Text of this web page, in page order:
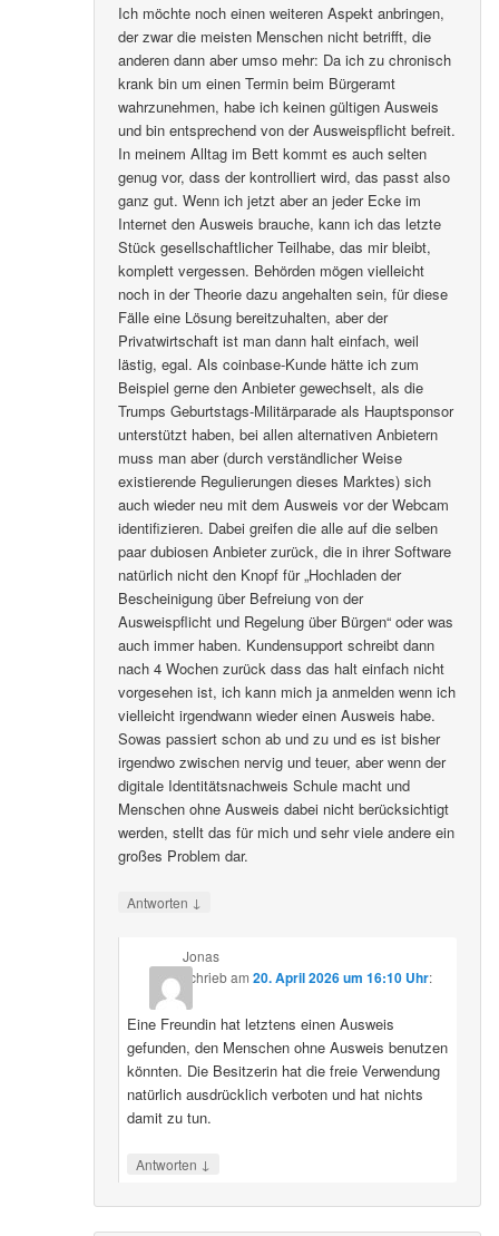
Ich möchte noch einen weiteren Aspekt anbringen,
der zwar die meisten Menschen nicht betrifft, die
anderen dann aber umso mehr: Da ich zu chronisch
krank bin um einen Termin beim Bürgeramt
wahrzunehmen, habe ich keinen gültigen Ausweis
und bin entsprechend von der Ausweispflicht befreit.
In meinem Alltag im Bett kommt es auch selten
genug vor, dass der kontrolliert wird, das passt also
ganz gut. Wenn ich jetzt aber an jeder Ecke im
Internet den Ausweis brauche, kann ich das letzte
Stück gesellschaftlicher Teilhabe, das mir bleibt,
komplett vergessen. Behörden mögen vielleicht
noch in der Theorie dazu angehalten sein, für diese
Fälle eine Lösung bereitzuhalten, aber der
Privatwirtschaft ist man dann halt einfach, weil
lästig, egal. Als coinbase-Kunde hätte ich zum
Beispiel gerne den Anbieter gewechselt, als die
Trumps Geburtstags-Militärparade als Hauptsponsor
unterstützt haben, bei allen alternativen Anbietern
muss man aber (durch verständlicher Weise
existierende Regulierungen dieses Marktes) sich
auch wieder neu mit dem Ausweis vor der Webcam
identifizieren. Dabei greifen die alle auf die selben
paar dubiosen Anbieter zurück, die in ihrer Software
natürlich nicht den Knopf für „Hochladen der
Bescheinigung über Befreiung von der
Ausweispflicht und Regelung über Bürgen“ oder was
auch immer haben. Kundensupport schreibt dann
nach 4 Wochen zurück dass das halt einfach nicht
vorgesehen ist, ich kann mich ja anmelden wenn ich
vielleicht irgendwann wieder einen Ausweis habe.
Sowas passiert schon ab und zu und es ist bisher
irgendwo zwischen nervig und teuer, aber wenn der
digitale Identitätsnachweis Schule macht und
Menschen ohne Ausweis dabei nicht berücksichtigt
werden, stellt das für mich und sehr viele andere ein
großes Problem dar.
Antworten ↓
Jonas
schriebam 20. April 2026 um 16:10 Uhr:
Eine Freundin hat letztens einen Ausweis
gefunden, den Menschen ohne Ausweis benutzen
könnten. Die Besitzerin hat die freie Verwendung
natürlich ausdrücklich verboten und hat nichts
damit zu tun.
Antworten ↓